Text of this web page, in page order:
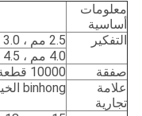
معلومات
أساسية
التفكير
2.5 مم ، 3.0 مم ، 3.5 مم
4.0 مم ، 4.5 مم ، 5.0 مم
صفقة
10000 قطعة
علامة
تجارية
binhong الخيزران